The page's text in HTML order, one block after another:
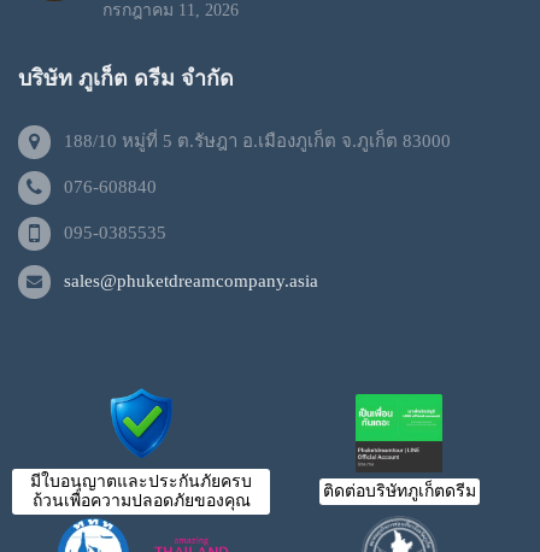
กรกฎาคม 11, 2026
บริษัท ภูเก็ต ดรีม จำกัด
188/10 หมู่ที่ 5 ต.รัษฎา อ.เมืองภูเก็ต จ.ภูเก็ต 83000
076-608840
095-0385535
sales@phuketdreamcompany.asia
มีใบอนุญาตและประกันภัยครบ
ถ้วนเพื่อความปลอดภัยของคุณ
ติดต่อบริษัทภูเก็ตดรีม